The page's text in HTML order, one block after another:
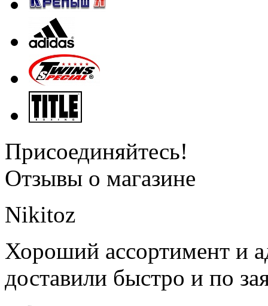
Присоединяйтесь!
Отзывы о магазине
Nikitoz
Хороший ассортимент и
доставили быстро и по